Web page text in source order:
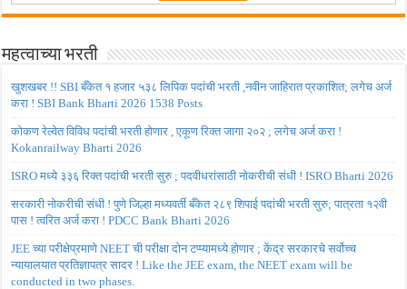
महत्वाच्या भरती
खुशखबर !! SBI बँकेत १ हजार ५३८ लिपिक पदांची भरती ,नवीन जाहिरात प्रकाशित; लगेच अर्ज
करा ! SBI Bank Bharti 2026 1538 Posts
कोकण रेल्वेत विविध पदांची भरती होणार , एकूण रिक्त जागा २०२ ; लगेच अर्ज करा !
Kokanrailway Bharti 2026
ISRO मध्ये ३३६ रिक्त पदांची भरती सुरु ; पदवीधरांसाठी नोकरीची संधी ! ISRO Bharti 2026
सरकारी नोकरीची संधी ! पुणे जिल्हा मध्यवर्ती बँकेत २८९ शिपाई पदांची भरती सुरु; पात्रता १२वी
पास ! त्वरित अर्ज करा ! PDCC Bank Bharti 2026
JEE च्या परीक्षेप्रमाणे NEET ची परीक्षा दोन टप्प्यामध्ये होणार ; केंद्र सरकारचे सर्वोच्च
न्यायालयात प्रतिज्ञापत्र सादर ! Like the JEE exam, the NEET exam will be
conducted in two phases.